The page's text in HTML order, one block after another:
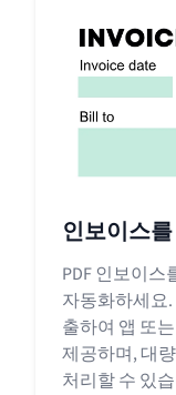
인보이스
PDF 인보이스
자동화하세요
출하여 앱 또
제공하며, 대
처리할 수 있